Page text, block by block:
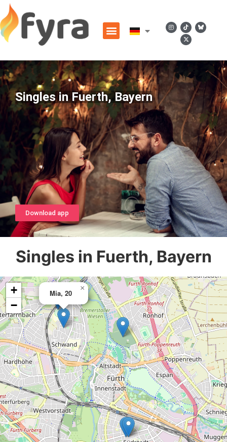
Singles in Fuerth, Bayern
Download app
Singles in Fuerth, Bayern
Mia, 20
×
+
−